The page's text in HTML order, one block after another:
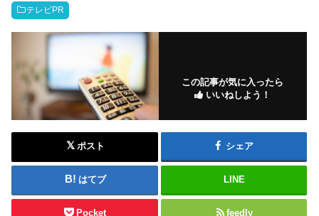
テレビPR
この記事が気に入ったら
いいねしよう！
ポスト シェア
はてブ LINE
Pocket feedly